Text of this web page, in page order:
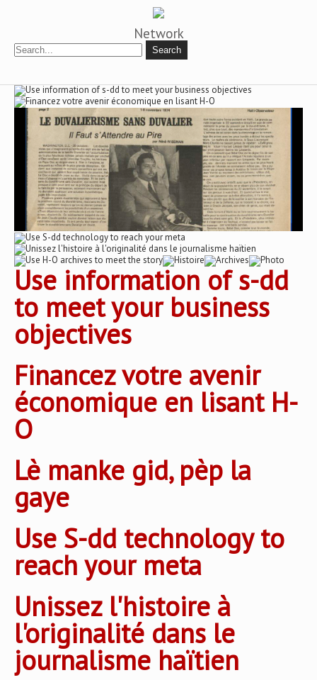
Network
Use information of s-dd
to meet your business
objectives
Financez votre avenir
économique en lisant H-
O
Lè manke gid, pèp la
gaye
Use S-dd technology to
reach your meta
Unissez l'histoire à
l'originalité dans le
journalisme haïtien